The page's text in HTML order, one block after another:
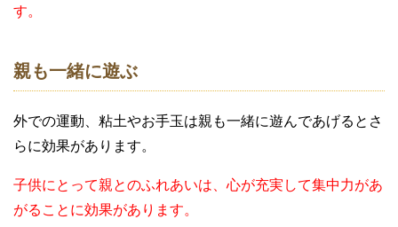
す。
親も一緒に遊ぶ
外での運動、粘土やお手玉は親も一緒に遊んであげるとさ
らに効果があります。
子供にとって親とのふれあいは、心が充実して集中力があ
がることに効果があります。